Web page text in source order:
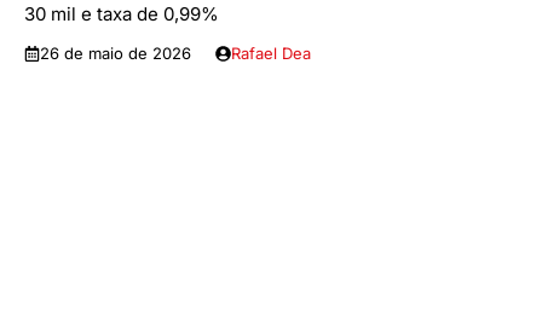
30 mil e taxa de 0,99%
26 de maio de 2026 Rafael Dea